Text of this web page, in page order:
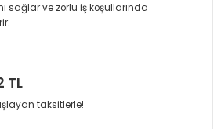
sağlar ve zorlu iş koşullarında
TL
taksitlerle!